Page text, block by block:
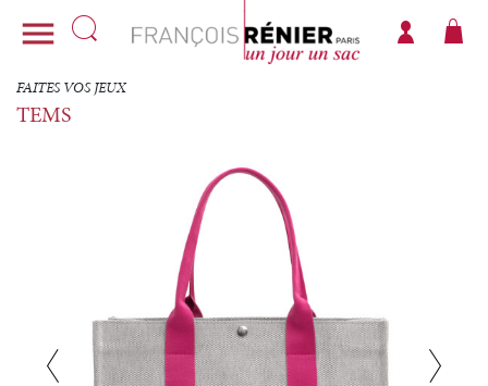

FAITES VOS JEUX
TEMS